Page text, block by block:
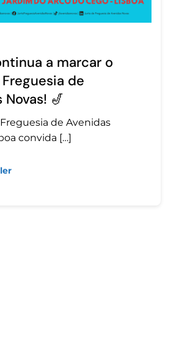
a marcar o
de
🎷
de Avenidas
convida […]